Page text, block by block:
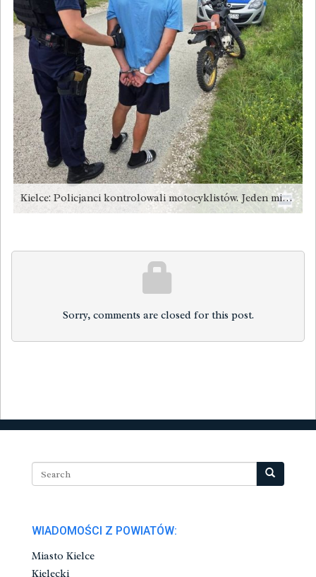
Kielce: Policjanci kontrolowali motocyklistów. Jeden miał 2,5 promila [zdjęcia]
Sorry, comments are closed for this post.
WIADOMOŚCI Z POWIATÓW:
Miasto Kielce
Kielecki